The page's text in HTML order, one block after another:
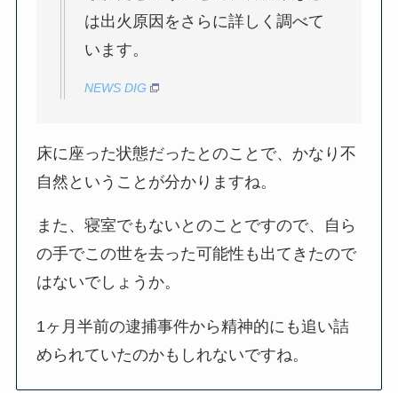
は出火原因をさらに詳しく調べて
います。
NEWS DIG
床に座った状態だったとのことで、かなり不
自然ということが分かりますね。
また、寝室でもないとのことですので、自ら
の手でこの世を去った可能性も出てきたので
はないでしょうか。
1ヶ月半前の逮捕事件から精神的にも追い詰
められていたのかもしれないですね。